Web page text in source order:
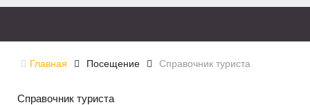
Главная Посещение Справочник туриста
Справочник туриста